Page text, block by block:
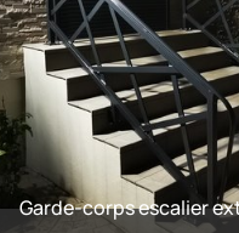
Garde-corps escalier